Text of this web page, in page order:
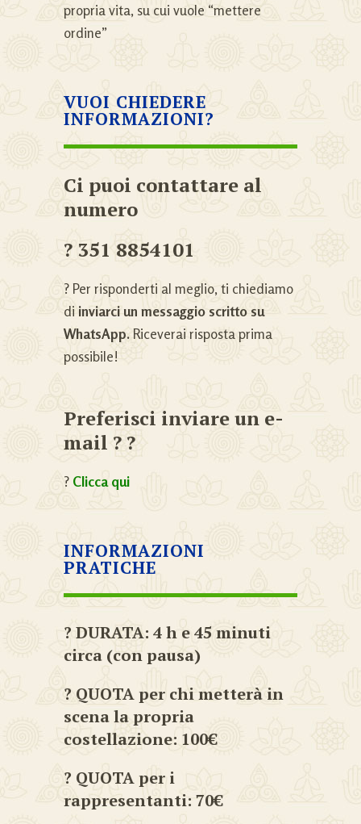
propria vita, su cui vuole “mettere
ordine”
VUOI CHIEDERE
INFORMAZIONI?
Ci puoi contattare al
numero
? 351 8854101
? Per risponderti al meglio, ti chiediamo
di inviarci un messaggio scritto su
WhatsApp. Riceverai risposta prima
possibile!
Preferisci inviare un e-
mail ? ?
? Clicca qui
INFORMAZIONI
PRATICHE
? DURATA: 4 h e 45 minuti
circa (con pausa)
? QUOTA per chi metterà in
scena la propria
costellazione: 100€
? QUOTA per i
rappresentanti: 70€